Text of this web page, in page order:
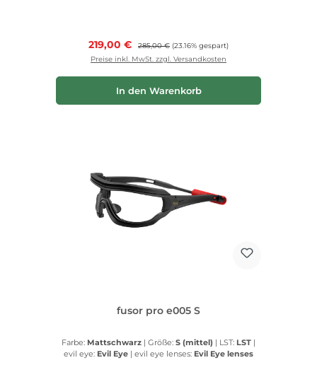
Verkaufspreis:
219,00 € Regulärer Preis:
285,00 € (23.16% gespart)
Preise inkl. MwSt. zzgl. Versandkosten
In den Warenkorb
fusor pro e005 S
Farbe: Mattschwarz | Größe: S (mittel) | LST: LST |
evil eye: Evil Eye | evil eye lenses: Evil Eye lenses